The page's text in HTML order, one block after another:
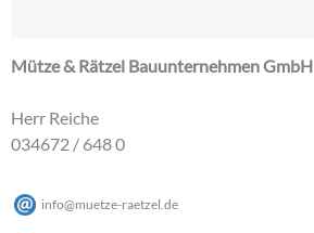
Mütze & Rätzel Bauunternehmen GmbH
Herr Reiche
034672 / 648 0
info@muetze-raetzel.de